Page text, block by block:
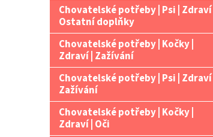
Chovatelské potřeby | Psi | Zdraví |
Ostatní doplňky
Chovatelské potřeby | Kočky |
Zdraví | Zažívání
Chovatelské potřeby | Psi | Zdraví |
Zažívání
Chovatelské potřeby | Kočky |
Zdraví | Oči